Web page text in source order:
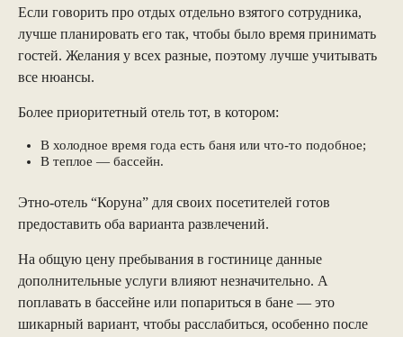
Если говорить про отдых отдельно взятого сотрудника,
лучше планировать его так, чтобы было время принимать
гостей. Желания у всех разные, поэтому лучше учитывать
все нюансы.
Более приоритетный отель тот, в котором:
В холодное время года есть баня или что-то подобное;
В теплое — бассейн.
Этно-отель “Коруна” для своих посетителей готов
предоставить оба варианта развлечений.
На общую цену пребывания в гостинице данные
дополнительные услуги влияют незначительно. А
поплавать в бассейне или попариться в бане — это
шикарный вариант, чтобы расслабиться, особенно после